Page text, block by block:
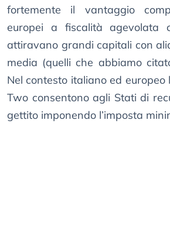
fortemente il vantaggio
europei a fiscalità agevolata
attiravano grandi capitali con
media (quelli che abbiamo
Nel contesto italiano ed europeo
Two consentono agli Stati di
gettito imponendo l’imposta